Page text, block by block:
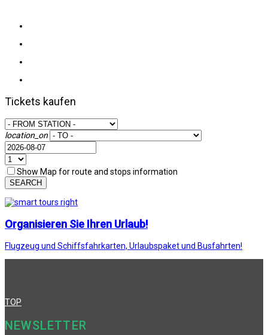
Tickets kaufen
location_on
Show Map for route and stops information
SEARCH
Organisieren Sie Ihren Urlaub!
Flugzeug und Schiffsfahrkarten, Urlaubspaket und Busfahrten!
TOP
NEWSLETTER